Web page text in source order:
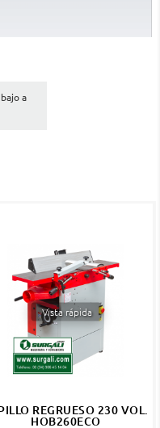
a
Vista rápida
REGRUESO 230 VOL.
HOB260ECO